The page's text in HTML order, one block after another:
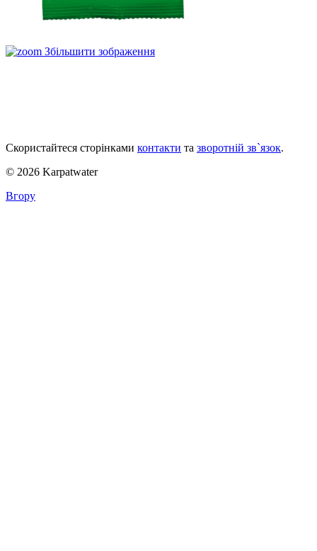
Збільшити зображення
Скористайтеся сторінками контакти та зворотній зв`язок.
© 2026 Karpatwater
Вгору